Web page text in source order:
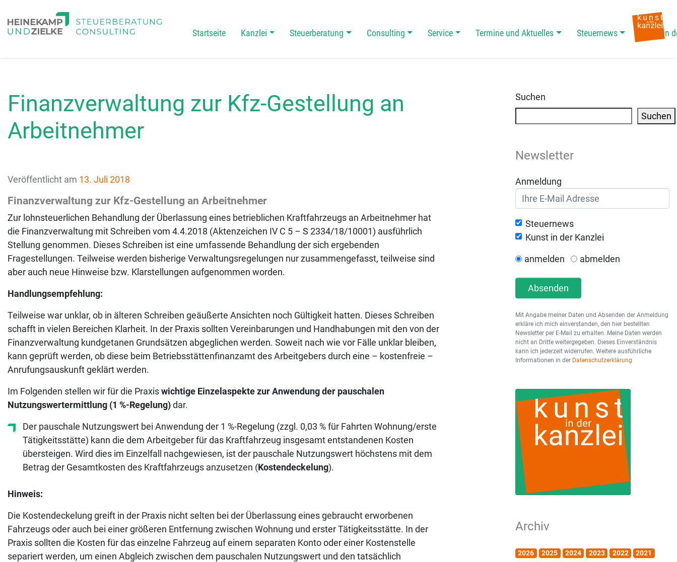
Main Navigation
Startseite Kanzlei Steuerberatung Consulting Service Termine und Aktuelles Steuernews Kunst in
Finanzverwaltung zur Kfz-Gestellung an
Arbeitnehmer
Veröffentlicht am 13. Juli 2018
Finanzverwaltung zur Kfz-Gestellung an Arbeitnehmer
Zur lohnsteuerlichen Behandlung der Überlassung eines betrieblichen Kraftfahrzeugs an Arbeitnehmer hat
die Finanzverwaltung mit Schreiben vom 4.4.2018 (Aktenzeichen IV C 5 – S 2334/18/10001) ausführlich
Stellung genommen. Dieses Schreiben ist eine umfassende Behandlung der sich ergebenden
Fragestellungen. Teilweise werden bisherige Verwaltungsregelungen nur zusammengefasst, teilweise sind
aber auch neue Hinweise bzw. Klarstellungen aufgenommen worden.
Handlungsempfehlung:
Teilweise war unklar, ob in älteren Schreiben geäußerte Ansichten noch Gültigkeit hatten. Dieses Schreiben
schafft in vielen Bereichen Klarheit. In der Praxis sollten Vereinbarungen und Handhabungen mit den von der
Finanzverwaltung kundgetanen Grundsätzen abgeglichen werden. Soweit nach wie vor Fälle unklar bleiben,
kann geprüft werden, ob diese beim Betriebsstättenfinanzamt des Arbeitgebers durch eine – kostenfreie –
Anrufungsauskunft geklärt werden.
Im Folgenden stellen wir für die Praxiswichtige Einzelaspekte zur Anwendung der pauschalen
Nutzungswertermittlung (1 %-Regelung)dar.
Der pauschale Nutzungswert bei Anwendung der 1 %-Regelung (zzgl. 0,03 % für Fahrten Wohnung/erste
Tätigkeitsstätte) kann die dem Arbeitgeber für das Kraftfahrzeug insgesamt entstandenen Kosten
übersteigen. Wird dies im Einzelfall nachgewiesen, ist der pauschale Nutzungswert höchstens mit dem
Betrag der Gesamtkosten des Kraftfahrzeugs anzusetzen (Kostendeckelung).
Hinweis:
Die Kostendeckelung greift in der Praxis nicht selten bei der Überlassung eines gebraucht erworbenen
Fahrzeugs oder auch bei einer größeren Entfernung zwischen Wohnung und erster Tätigkeitsstätte. In der
Praxis sollten die Kosten für das einzelne Fahrzeug auf einem separaten Konto oder einer Kostenstelle
separiert werden, um einen Abgleich zwischen dem pauschalen Nutzungswert und den tatsächlich
Suchen
Suchen
Newsletter
Anmeldung
Steuernews
Kunst in der Kanzlei
anmelden abmelden
Absenden
Mit Angabe meiner Daten und Absenden der Anmeldung
erkläre ich mich einverstanden, den hier bestellten
Newsletter per E-Mail zu erhalten. Meine Daten werden
nicht an Dritte weitergegeben. Dieses Einverständnis
kann ich jederzeit widerrufen. Weitere ausführliche
Informationen in der Datenschutzerklärung
Archiv
2026 2025 2024 2023 2022
2021